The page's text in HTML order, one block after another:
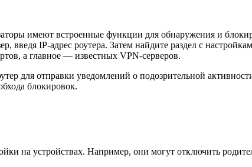
имеют встроенные функции для обнаружения и
введя IP-адрес роутера. Затем найдите раздел с
а главное — известных VPN-серверов.
для отправки уведомлений о подозрительной
блокировок.
на устройствах. Например, они могут отключить